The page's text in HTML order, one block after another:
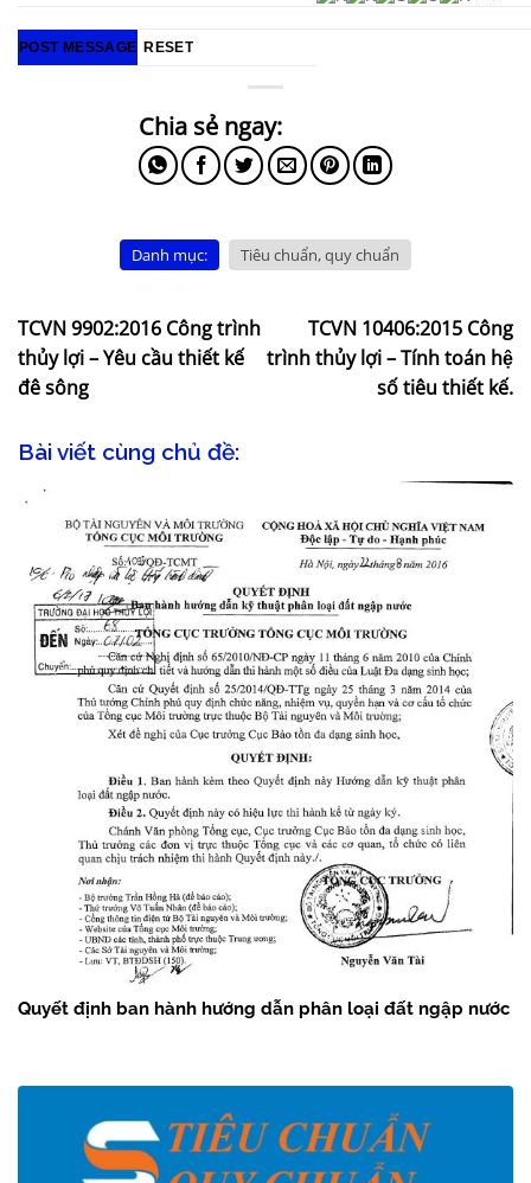
Danh mục: Tiêu chuẩn, quy chuẩn
TCVN 9902:2016 Công trình
thủy lợi – Yêu cầu thiết kế
đê sông
TCVN 10406:2015 Công
trình thủy lợi – Tính toán hệ
số tiêu thiết kế.
Bài viết cùng chủ đề:
Quyết định ban hành hướng dẫn phân loại đất ngập nước